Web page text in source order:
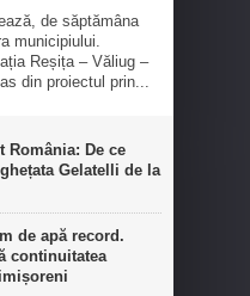
de săptămâna
municipiului.
Reșița – Văliug –
din proiectul prin...
România: De ce
Gelatelli de la
de apă record.
continuitatea